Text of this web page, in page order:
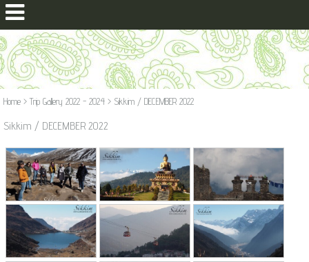
Home>Trip Gallery 2022 - 2024> Sikkim / DECEMBER 2022
Sikkim / DECEMBER 2022